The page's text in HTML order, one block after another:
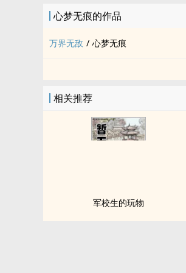
心梦无痕的作品
万界无敌 / 心梦无痕
相关推荐
军校生的玩物